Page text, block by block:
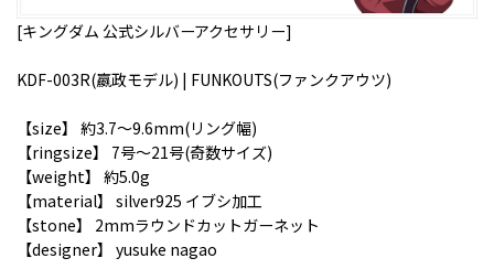
[キングダム 公式シルバーアクセサリー]
KDF-003R(嬴政モデル) | FUNKOUTS(ファンクアウツ)
【size】 約3.7〜9.6mm(リング幅)
【ringsize】 7号〜21号(奇数サイズ)
【weight】 約5.0g
【material】 silver925 イブシ加工
【stone】 2mmラウンドカットガーネット
【designer】 yusuke nagao